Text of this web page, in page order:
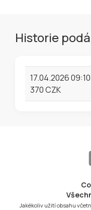
Historie
17.04.2026
370 CZK
Jakékoliv užití obsahu